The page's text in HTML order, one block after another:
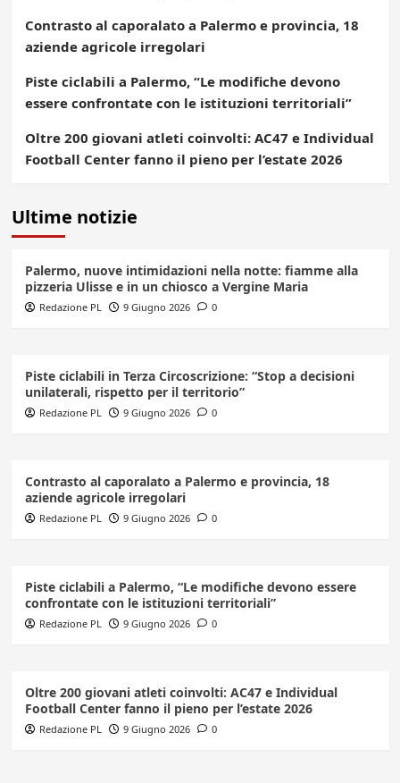
Contrasto al caporalato a Palermo e provincia, 18
aziende agricole irregolari
Piste ciclabili a Palermo, “Le modifiche devono
essere confrontate con le istituzioni territoriali”
Oltre 200 giovani atleti coinvolti: AC47 e Individual
Football Center fanno il pieno per l’estate 2026
Ultime notizie
Palermo, nuove intimidazioni nella notte: fiamme alla
pizzeria Ulisse e in un chiosco a Vergine Maria
Redazione PL 9 Giugno 2026 0
Piste ciclabili in Terza Circoscrizione: “Stop a decisioni
unilaterali, rispetto per il territorio”
Redazione PL 9 Giugno 2026 0
Contrasto al caporalato a Palermo e provincia, 18
aziende agricole irregolari
Redazione PL 9 Giugno 2026 0
Piste ciclabili a Palermo, “Le modifiche devono essere
confrontate con le istituzioni territoriali”
Redazione PL 9 Giugno 2026 0
Oltre 200 giovani atleti coinvolti: AC47 e Individual
Football Center fanno il pieno per l’estate 2026
Redazione PL 9 Giugno 2026 0